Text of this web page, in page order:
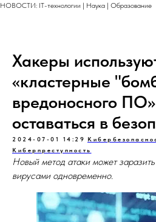
НОВОСТИ: IT-технологии | Наука | Образование
Хакеры
«кластерные
вредоносного
оставаться в
2024-07-01 14:29
Киберпреступность
Новый метод атаки может
вирусами одновременно.